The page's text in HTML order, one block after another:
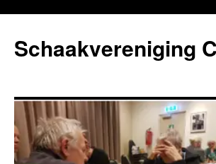
de
inhoud
Schaakvereniging